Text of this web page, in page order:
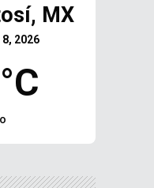
MX
2026